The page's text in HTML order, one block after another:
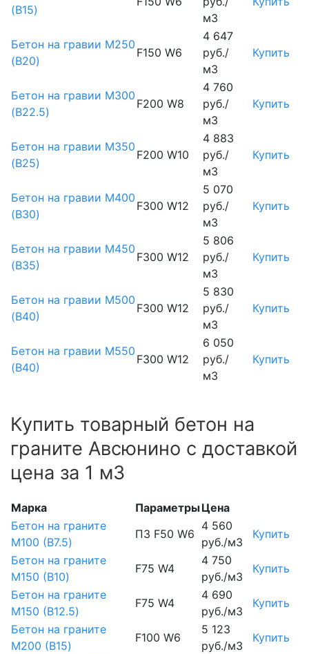
(B15)
м3
Бетон на гравии М250
(B20)
F150 W6
4 647
руб./
м3
Купить
Бетон на гравии М300
(B22.5)
F200 W8
4 760
руб./
м3
Купить
Бетон на гравии М350
(B25)
F200 W10
4 883
руб./
м3
Купить
Бетон на гравии М400
(B30)
F300 W12
5 070
руб./
м3
Купить
Бетон на гравии М450
(В35)
F300 W12
5 806
руб./
м3
Купить
Бетон на гравии М500
(В40)
F300 W12
5 830
руб./
м3
Купить
Бетон на гравии М550
(В40)
F300 W12
6 050
руб./
м3
Купить
Купить товарный бетон на
граните Авсюнино с доставкой
цена за 1 м3
Марка ПараметрыЦена
Бетон на граните
М100 (B7.5)
П3 F50 W6
4 560
руб./м3
Купить
Бетон на граните
М150 (B10)
F75 W4
4 750
руб./м3
Купить
Бетон на граните
М150 (B12.5)
F75 W4
4 690
руб./м3
Купить
Бетон на граните
М200 (B15)
F100 W6
5 123
руб./м3
Купить